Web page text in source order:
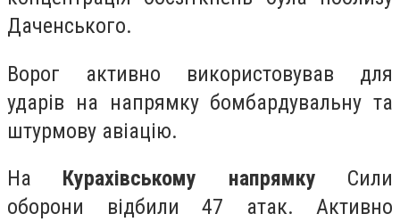
Даченського.
Ворог активно використовував для
ударів на напрямку бомбардувальну та
штурмову авіацію.
На Курахівському напрямку Сили
оборони відбили 47 атак. Активно